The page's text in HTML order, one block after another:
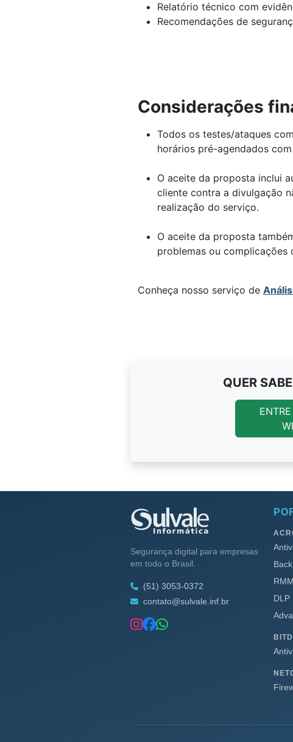
Relatório técnico com
Recomendações de
Considerações
Todos os testes/ataques
horários pré-agendados
O aceite da proposta inclui
cliente contra a divulgação
realização do serviço.
O aceite da proposta
problemas ou
Conheça nosso serviço de
QUER
Segurança digital para empresas
em todo o Brasil.
(51) 3053-0372
contato@sulvale.inf.br
RMM
DLP